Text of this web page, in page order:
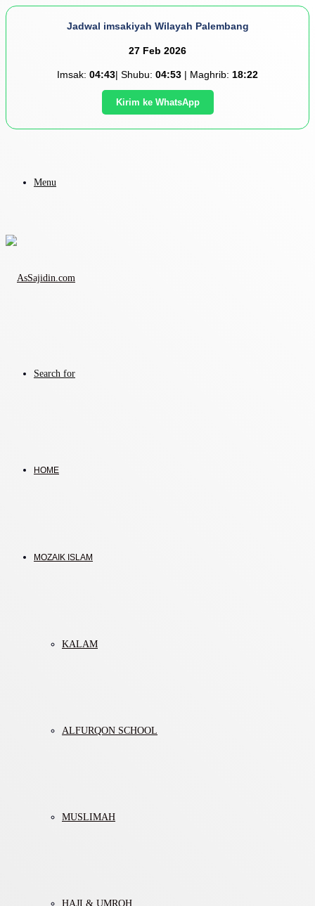
Jadwal imsakiyah Wilayah Palembang
27 Feb 2026
Imsak: 04:43| Shubu: 04:53 | Maghrib: 18:22
Kirim ke WhatsApp
Menu
Search for
HOME
MOZAIK ISLAM
KALAM
ALFURQON SCHOOL
MUSLIMAH
HAJI & UMROH